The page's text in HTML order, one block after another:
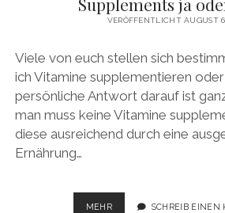
VERÖFFENTLICHT AUGUST
Viele von euch stellen sich
ich Vitamine supplementieren oder
persönliche Antwort darauf ist
man muss keine Vitamine
diese ausreichend durch eine
Ernährung…
MEHRSUPPLEMENTSSCHREIB EINEN